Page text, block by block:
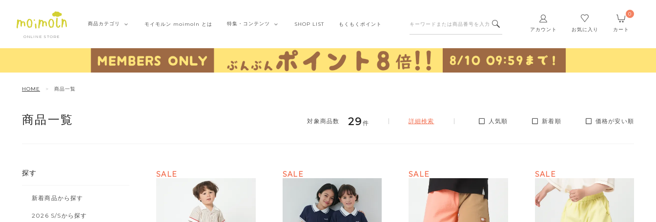
ONLINE STORE
アカウント お気に入り カート
0
商品カテゴリ モイモルン moimoln とは 特集・ コンテンツ SHOP LIST もくもくポイント
HOME 商品一覧
人気順 新着順 価格が安い順
29 件 詳細検索
商品一覧
探す
新着商品から探す
2026 S/Sから探す
SALE SALE SALE SALE